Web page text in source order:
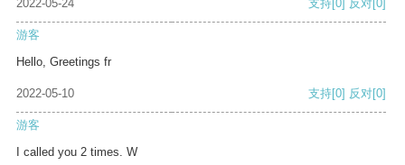
2022-05-24 支持[0] 反对[0]
游客
Hello, Greetings fr
2022-05-10 支持[0] 反对[0]
游客
I called you 2 times. W